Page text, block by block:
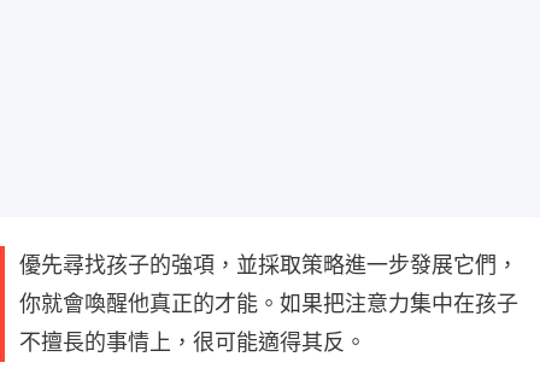
優先尋找孩子的強項，並採取策略進一步發展它們，
你就會喚醒他真正的才能。如果把注意力集中在孩子
不擅長的事情上，很可能適得其反。